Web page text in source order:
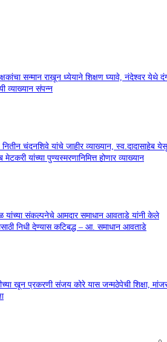
सन्मान राखून ध्येयाने शिक्षण घ्यावे, नंदेश्वर येथे
व्याख्यान संपन्न
चंदनशिवे यांचे जाहीर व्याख्यान, स्व.दादासाहेब येसू
यांच्या पुण्यस्मरणानिमित्त होणार व्याख्यान
यांच्या संकल्पनेचे आमदार समाधान आवताडे यांनी केले
निधी देण्यास कटिबद्ध – आ. समाधान आवताडे
खून प्रकरणी संजय कोरे यास जन्मठेपेची शिक्षा,